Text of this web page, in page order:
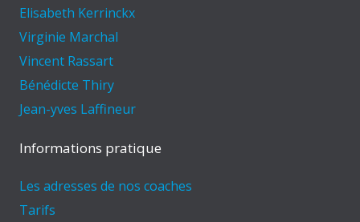
Elisabeth Kerrinckx
Virginie Marchal
Vincent Rassart
Bénédicte Thiry
Jean-yves Laffineur
Informations pratique
Les adresses de nos coaches
Tarifs